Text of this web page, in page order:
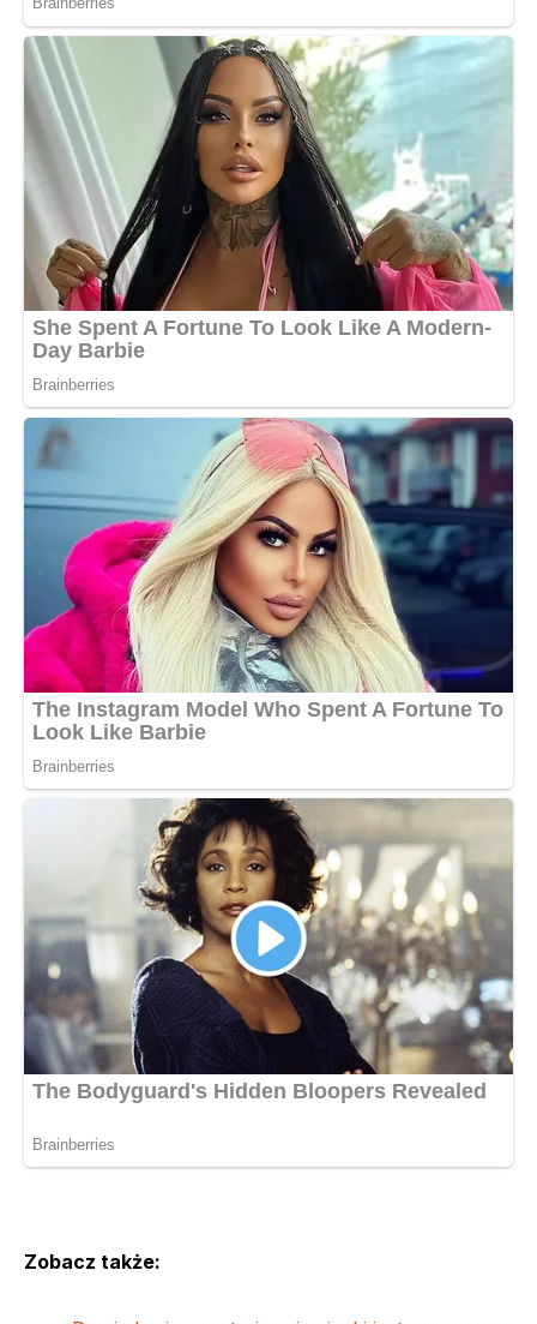
Zobacz także: